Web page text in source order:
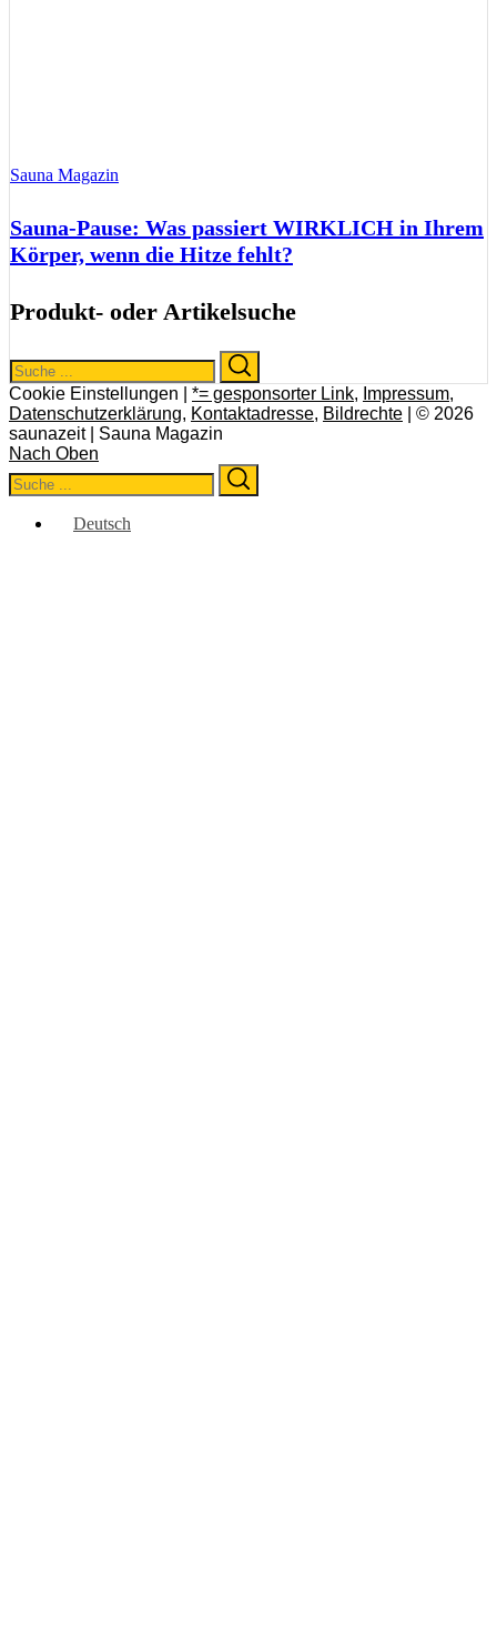
Sauna Magazin
Sauna-Pause: Was passiert WIRKLICH in Ihrem
Körper, wenn die Hitze fehlt?
Produkt- oder Artikelsuche
Search
for:
Cookie Einstellungen | *= gesponsorter Link, Impressum,
Datenschutzerklärung, Kontaktadresse, Bildrechte | © 2026
saunazeit | Sauna Magazin
Nach Oben
Search
for:
Deutsch